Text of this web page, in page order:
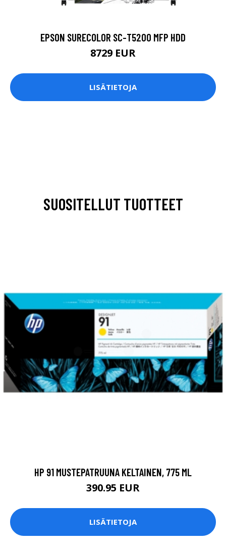
EPSON SURECOLOR SC-T5200 MFP HDD
8729 EUR
LISÄTIETOJA
SUOSITELLUT TUOTTEET
HP 91 MUSTEPATRUUNA KELTAINEN, 775 ML
390.95 EUR
LISÄTIETOJA